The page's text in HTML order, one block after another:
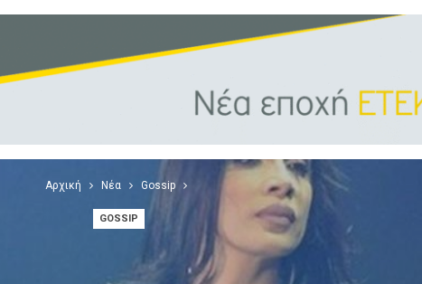
Αρχική Νέα Gossip
GOSSIP